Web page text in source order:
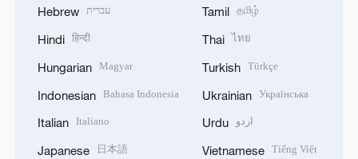
Hebrew עברית
Hindi हिन्दी
Hungarian Magyar
Indonesian Bahasa Indonesia
Italian Italiano
Japanese 日本語
Tamil தமிழ்
Thai ไทย
Turkish Türkçe
Ukrainian Українська
Urdu اردو
Vietnamese Tiếng Việt